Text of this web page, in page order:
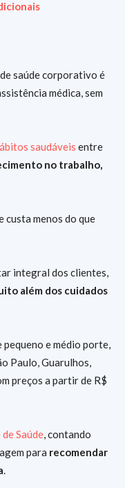
saúde corporativo é
médica, sem
saudáveis entre
no trabalho,
custa menos do que
integral dos clientes,
além dos cuidados
pequeno e médio porte,
Paulo, Guarulhos,
preços a partir de R$
de Saúde, contando
para recomendar
.